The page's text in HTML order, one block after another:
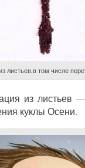
листьев,в том числе
из листьев
куклы Осени.